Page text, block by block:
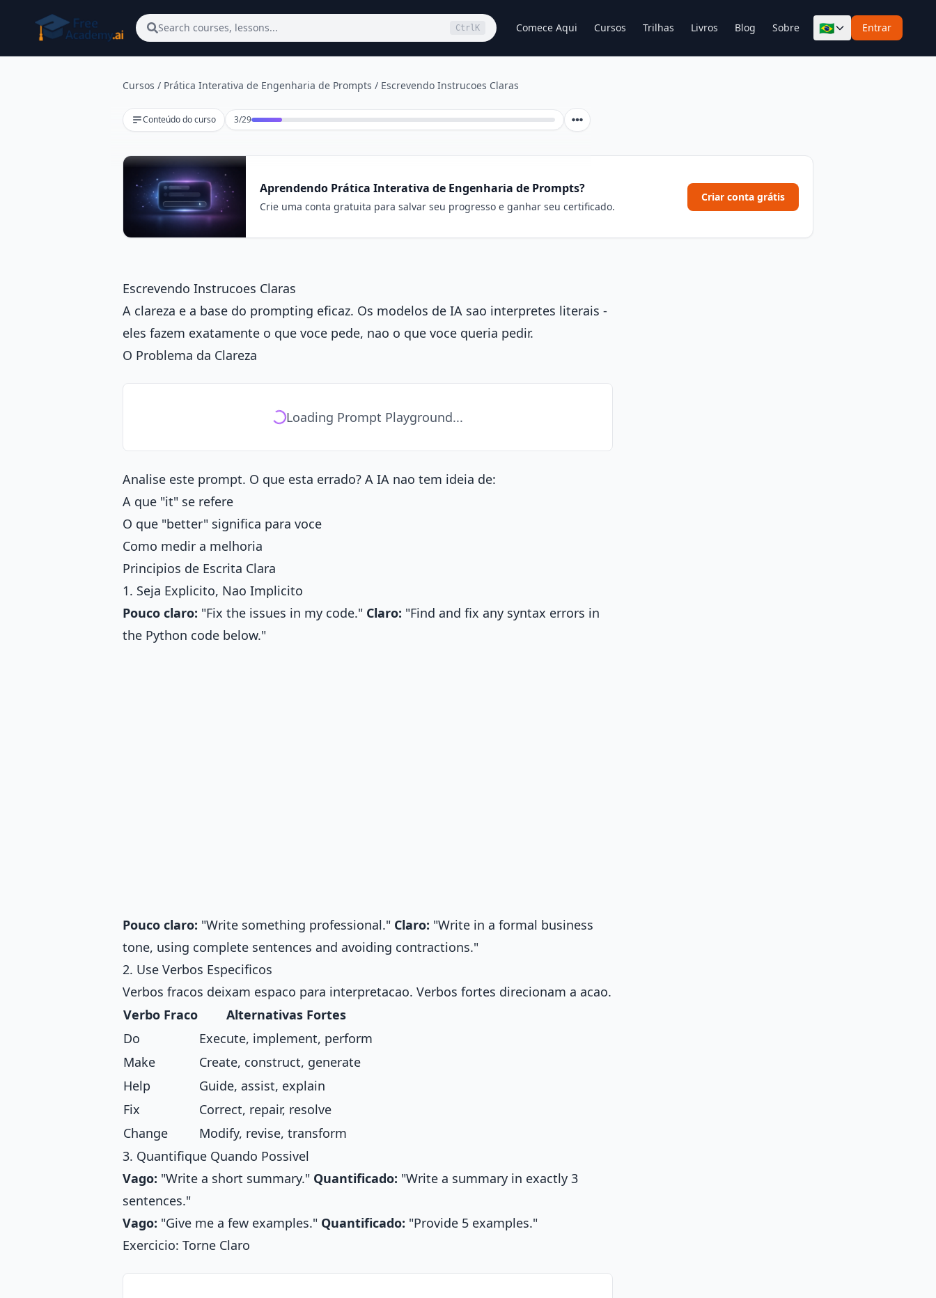
Search courses, lessons... Ctrl K Comece Aqui Cursos Trilhas Livros Blog Sobre 🇧🇷 Entrar
Cursos / Prática Interativa de Engenharia de Prompts / Escrevendo Instrucoes Claras
Conteúdo do curso 3/29Lição 3 de 29
Aprendendo Prática Interativa de Engenharia de Prompts?
Crie uma conta gratuita para salvar seu progresso e ganhar seu certificado.
Criar conta grátis
Escrevendo Instrucoes Claras
A clareza e a base do prompting eficaz. Os modelos de IA sao interpretes literais -
eles fazem exatamente o que voce pede, nao o que voce queria pedir.
O Problema da Clareza
Loading Prompt Playground...
Analise este prompt. O que esta errado? A IA nao tem ideia de:
A que "it" se refere
O que "better" significa para voce
Como medir a melhoria
Principios de Escrita Clara
1. Seja Explicito, Nao Implicito
Pouco claro: "Fix the issues in my code." Claro: "Find and fix any syntax errors in
the Python code below."
Pouco claro: "Write something professional." Claro: "Write in a formal business
tone, using complete sentences and avoiding contractions."
2. Use Verbos Especificos
Verbos fracos deixam espaco para interpretacao. Verbos fortes direcionam a acao.
Verbo Fraco
Alternativas Fortes
Do
Execute, implement, perform
Make
Create, construct, generate
Help
Guide, assist, explain
Fix
Correct, repair, resolve
Change
Modify, revise, transform
3. Quantifique Quando Possivel
Vago: "Write a short summary." Quantificado: "Write a summary in exactly 3
sentences."
Vago: "Give me a few examples." Quantificado: "Provide 5 examples."
Exercicio: Torne Claro